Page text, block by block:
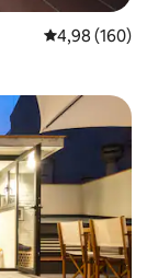
Середня
4,98 (160)